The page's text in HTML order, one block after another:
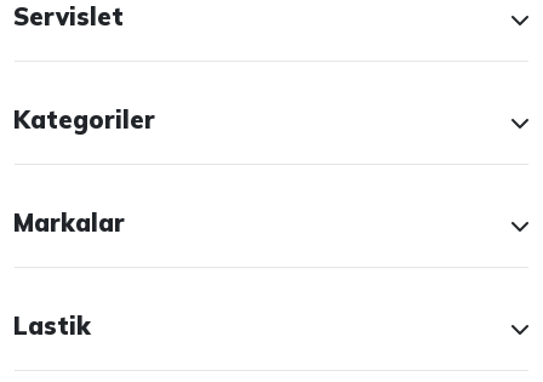
Servislet
Kategoriler
Markalar
Lastik